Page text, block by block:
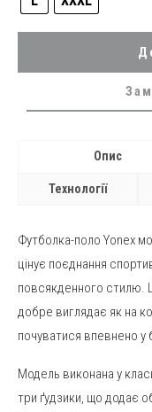
Опис
Технології
Футболка-поло Yonex
цінує поєднання
повсякденного стилю.
добре виглядає як на
почуватися впевнено у
Модель виконана у
три ґудзики, що додає